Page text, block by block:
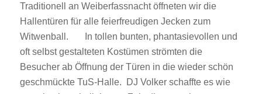
Traditionell an Weiberfassnacht öffneten wir die
Hallentüren für alle feierfreudigen Jecken zum
Witwenball. In tollen bunten, phantasievollen und
oft selbst gestalteten Kostümen strömten die
Besucher ab Öffnung der Türen in die wieder schön
geschmückte TuS-Halle. DJ Volker schaffte es wie